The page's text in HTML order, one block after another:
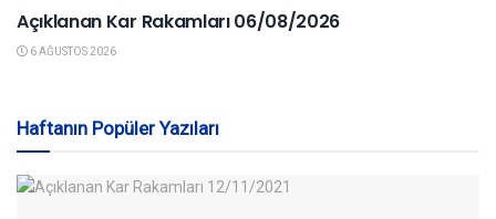
Açıklanan Kar Rakamları 06/08/2026
6 AĞUSTOS 2026
Haftanın Popüler Yazıları